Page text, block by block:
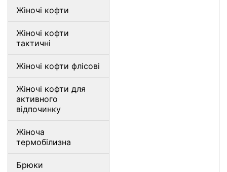
Жіночі кофти
Жіночі кофти
тактичні
Жіночі кофти флісові
Жіночі кофти для
активного
відпочинку
Жіноча
термобілизна
Брюки